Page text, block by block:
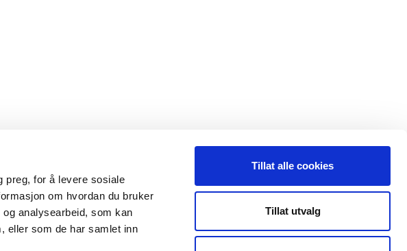
preg, for å levere sosiale
om hvordan du bruker
analysearbeid, som kan
eller som de har samlet inn
Tillat alle cookies
Tillat utvalg
Kontakt oss
Telefon:+47 35 91 40 00
Leveranseområder
Elektroinstallasjon